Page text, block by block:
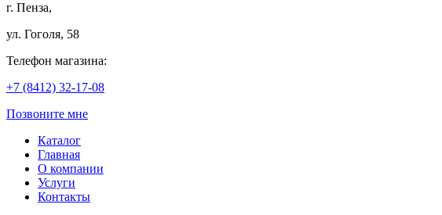
г. Пенза,
ул. Гоголя, 58
Телефон магазина:
+7 (8412) 32-17-08
Позвоните мне
Каталог
Главная
О компании
Услуги
Контакты